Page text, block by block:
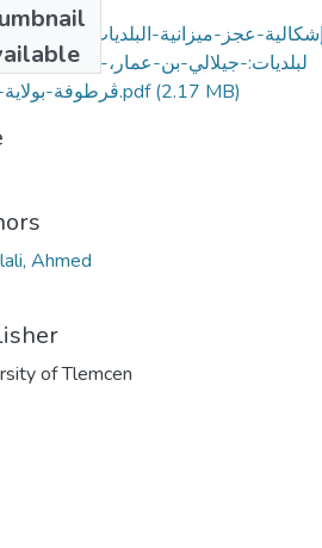
عجز-ميزانية-البلديات،-دراسة-
لبلديات:-جيلالي-بن-عمار،-سيدي-علي-
ڤرطوفة-بولاية-تيارت.pdf(2.17 MB)
Ahmed
of Tlemcen